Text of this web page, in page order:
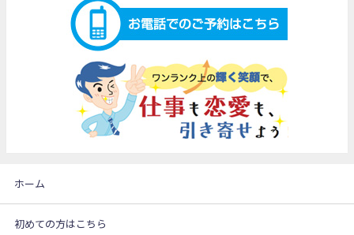
ホーム
初めての方はこちら